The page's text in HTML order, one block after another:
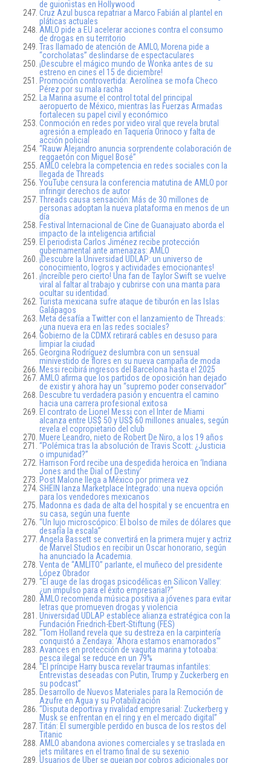
de guionistas en Hollywood
Cruz Azul busca repatriar a Marco Fabián al plantel en
pláticas actuales
AMLO pide a EU acelerar acciones contra el consumo
de drogas en su territorio
Tras llamado de atención de AMLO, Morena pide a
“corcholatas” deslindarse de espectaculares
¡Descubre el mágico mundo de Wonka antes de su
estreno en cines el 15 de diciembre!
Promoción controvertida: Aerolínea se mofa Checo
Pérez por su mala racha
La Marina asume el control total del principal
aeropuerto de México, mientras las Fuerzas Armadas
fortalecen su papel civil y económico
Conmoción en redes por video viral que revela brutal
agresión a empleado en Taquería Orinoco y falta de
acción policial
“Rauw Alejandro anuncia sorprendente colaboración de
reggaetón con Miguel Bosé”
AMLO celebra la competencia en redes sociales con la
llegada de Threads
YouTube censura la conferencia matutina de AMLO por
infringir derechos de autor
Threads causa sensación: Más de 30 millones de
personas adoptan la nueva plataforma en menos de un
día
Festival Internacional de Cine de Guanajuato aborda el
impacto de la inteligencia artificial
El periodista Carlos Jiménez recibe protección
gubernamental ante amenazas: AMLO
¡Descubre la Universidad UDLAP: un universo de
conocimiento, logros y actividades emocionantes!
¡Increíble pero cierto! Una fan de Taylor Swift se vuelve
viral al faltar al trabajo y cubrirse con una manta para
ocultar su identidad.
Turista mexicana sufre ataque de tiburón en las Islas
Galápagos
Meta desafía a Twitter con el lanzamiento de Threads:
¿una nueva era en las redes sociales?
Gobierno de la CDMX retirará cables en desuso para
limpiar la ciudad
Georgina Rodríguez deslumbra con un sensual
minivestido de flores en su nueva campaña de moda
Messi recibirá ingresos del Barcelona hasta el 2025
AMLO afirma que los partidos de oposición han dejado
de existir y ahora hay un “supremo poder conservador”
Descubre tu verdadera pasión y encuentra el camino
hacia una carrera profesional exitosa
El contrato de Lionel Messi con el Inter de Miami
alcanza entre US$ 50 y US$ 60 millones anuales, según
revela el copropietario del club
Muere Leandro, nieto de Robert De Niro, a los 19 años
“Polémica tras la absolución de Travis Scott: ¿Justicia
o impunidad?”
Harrison Ford recibe una despedida heroica en ‘Indiana
Jones and the Dial of Destiny’
Post Malone llega a México por primera vez
SHEIN lanza Marketplace Integrado: una nueva opción
para los vendedores mexicanos
Madonna es dada de alta del hospital y se encuentra en
su casa, según una fuente
“Un lujo microscópico: El bolso de miles de dólares que
desafía la escala”
Angela Bassett se convertirá en la primera mujer y actriz
de Marvel Studios en recibir un Oscar honorario, según
ha anunciado la Academia.
Venta de “AMLITO” parlante, el muñeco del presidente
López Obrador
“El auge de las drogas psicodélicas en Silicon Valley:
¿un impulso para el éxito empresarial?”
AMLO recomienda música positiva a jóvenes para evitar
letras que promueven drogas y violencia
Universidad UDLAP establece alianza estratégica con la
Fundación Friedrich-Ebert-Stiftung (FES)
“Tom Holland revela que su destreza en la carpintería
conquistó a Zendaya: ‘Ahora estamos enamorados'”
Avances en protección de vaquita marina y totoaba:
pesca ilegal se reduce en un 79%
“El príncipe Harry busca revelar traumas infantiles:
Entrevistas deseadas con Putin, Trump y Zuckerberg en
su podcast”
Desarrollo de Nuevos Materiales para la Remoción de
Azufre en Agua y su Potabilización
“Disputa deportiva y rivalidad empresarial: Zuckerberg y
Musk se enfrentan en el ring y en el mercado digital”
Titán: El sumergible perdido en busca de los restos del
Titanic
AMLO abandona aviones comerciales y se traslada en
jets militares en el tramo final de su sexenio
Usuarios de Uber se quejan por cobros adicionales por